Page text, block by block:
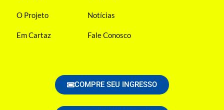
O Projeto
Em Cartaz
Notícias
Fale Conosco
COMPRE SEU INGRESSO